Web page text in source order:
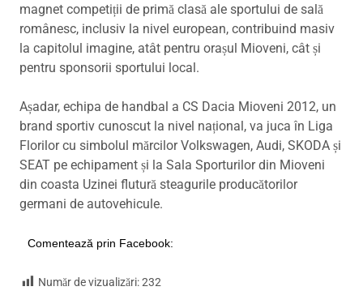
magnet competiții de primă clasă ale sportului de sală
românesc, inclusiv la nivel european, contribuind masiv
la capitolul imagine, atât pentru orașul Mioveni, cât și
pentru sponsorii sportului local.
Așadar, echipa de handbal a CS Dacia Mioveni 2012, un
brand sportiv cunoscut la nivel național, va juca în Liga
Florilor cu simbolul mărcilor Volkswagen, Audi, SKODA și
SEAT pe echipament și la Sala Sporturilor din Mioveni
din coasta Uzinei flutură steagurile producătorilor
germani de autovehicule.
Comentează prin Facebook:
Număr de vizualizări:232